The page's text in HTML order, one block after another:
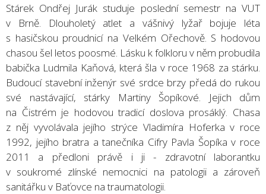
Stárek Ondřej Jurák studuje poslední semestr na VUT
v Brně. Dlouholetý atlet a vášnivý lyžař bojuje léta
s hasičskou proudnicí na Velkém Ořechově. S hodovou
chasou šel letos poosmé. Lásku k folkloru v něm probudila
babička Ludmila Kaňová, která šla v roce 1968 za stárku.
Budoucí stavební inženýr své srdce brzy předá do rukou
své nastávající, stárky Martiny Šopíkové. Jejich dům
na Čistrém je hodovou tradicí doslova prosáklý. Chasa
z něj vyvolávala jejího strýce Vladimíra Hoferka v roce
1992, jejího bratra a tanečníka Cifry Pavla Šopíka v roce
2011 a předloni právě i ji - zdravotní laborantku
v soukromé zlínské nemocnici na patologii a zároveň
sanitářku v Baťovce na traumatologii.